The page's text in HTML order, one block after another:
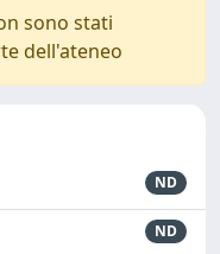
sono stati
dell'ateneo
ND
ND